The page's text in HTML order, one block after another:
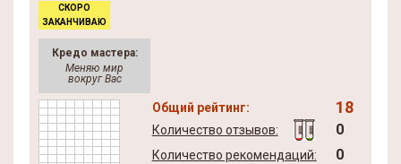
СКОРО
ЗАКАНЧИВАЮ
Кредо мастера:
Меняю мир
вокруг Вас
Общий рейтинг: 18
Количество отзывов: 0
Количество рекомендаций: 0